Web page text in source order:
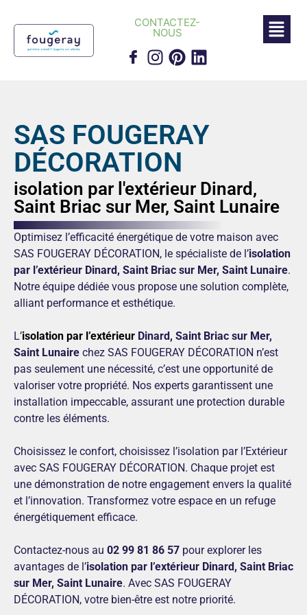
CONTACTEZ-
NOUS
SAS FOUGERAY
DÉCORATION
isolation par l'extérieur Dinard,
Saint Briac sur Mer, Saint Lunaire
Optimisez l’efficacité énergétique de votre maison avec
SAS FOUGERAY DÉCORATION, le spécialiste de l’isolation
par l’extérieur Dinard, Saint Briac sur Mer, Saint Lunaire.
Notre équipe dédiée vous propose une solution complète,
alliant performance et esthétique.
L’isolation par l’extérieur Dinard, Saint Briac sur Mer,
Saint Lunaire chez SAS FOUGERAY DÉCORATION n’est
pas seulement une nécessité, c’est une opportunité de
valoriser votre propriété. Nos experts garantissent une
installation impeccable, assurant une protection durable
contre les éléments.
Choisissez le confort, choisissez l’isolation par l’Extérieur
avec SAS FOUGERAY DÉCORATION. Chaque projet est
une démonstration de notre engagement envers la qualité
et l’innovation. Transformez votre espace en un refuge
énergétiquement efficace.
Contactez-nous au 02 99 81 86 57 pour explorer les
avantages de l’isolation par l’extérieur Dinard, Saint Briac
sur Mer, Saint Lunaire. Avec SAS FOUGERAY
DÉCORATION, votre bien-être est notre priorité.